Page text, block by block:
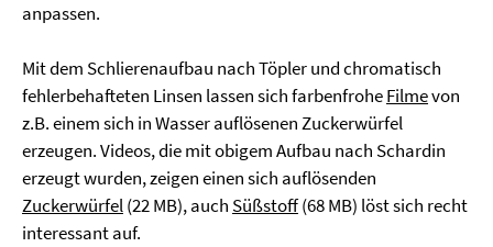
anpassen.
Mit dem Schlierenaufbau nach Töpler und chromatisch
fehlerbehafteten Linsen lassen sich farbenfroheFilmevon
z.B. einem sich in Wasser auflösenen Zuckerwürfel
erzeugen. Videos, die mit obigem Aufbau nach Schardin
erzeugt wurden, zeigen einen sich auflösenden
Zuckerwürfel(22 MB), auch Süßstoff(68 MB) löst sich recht
interessant auf.